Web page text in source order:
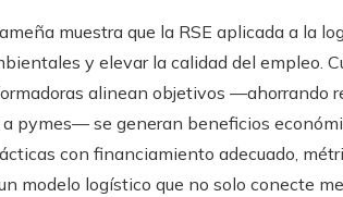
muestra que la RSE aplicada a la
y elevar la calidad del empleo.
alinean objetivos —ahorrando
pymes— se generan beneficios
con financiamiento adecuado,
modelo logístico que no solo conecte